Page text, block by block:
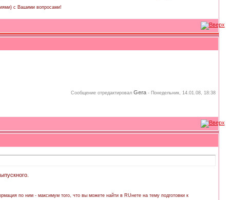
с Вашими вопросами!
Сообщение отредактировал Gera- Понедельник, 14.01.08, 18:38
по ним - максимум того, что вы можете найти в RUнете на тему подготовки к